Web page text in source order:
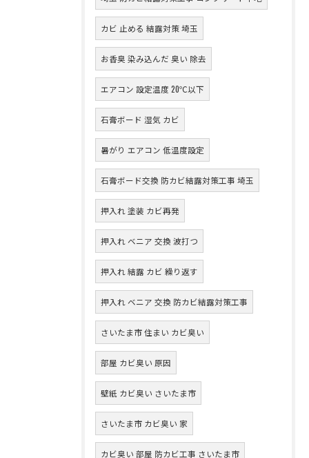
カビ 止める 結露対策 埼玉
お香臭 染み込んだ 臭い 除去
エアコン 設定温度 20℃以下
石膏ボード 湿気 カビ
暑がり エアコン 低温度設定
石膏ボード交換 防カビ結露対策工事 埼玉
押入れ 塗装 カビ再発
押入れ ベニア 交換 波打つ
押入れ 結露 カビ 繰り返す
押入れ ベニア 交換 防カビ結露対策工事
さいたま市 住まい カビ臭い
部屋 カビ臭い 原因
壁紙 カビ臭い さいたま市
さいたま市 カビ臭い 家
カビ臭い 部屋 防カビ工事 さいたま市